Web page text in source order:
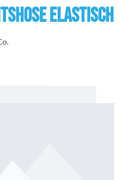
elastisch